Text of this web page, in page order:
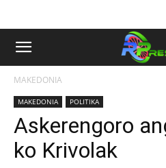
MAKEDONIA
MAKEDONIA POLITIKA
Askerengoro
ko Krivolak